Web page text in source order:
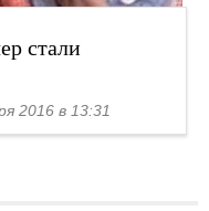
стали
2016 в 13:31